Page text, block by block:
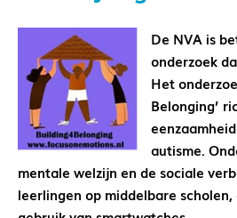
De NVA is
onderzoek
Het
Belonging’
autisme.
mentale welzijn en de sociale
leerlingen op middelbare